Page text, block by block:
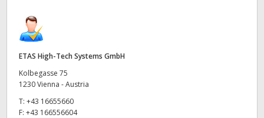
ETAS High-Tech Systems GmbH
Kolbegasse 75
1230 Vienna - Austria
T: +43 16655660
F: +43 166556604